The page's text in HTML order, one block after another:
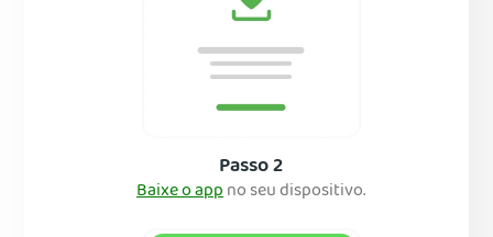
Passo 2
Baixe o appno seu dispositivo.